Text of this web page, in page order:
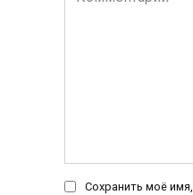
Сохранить моё